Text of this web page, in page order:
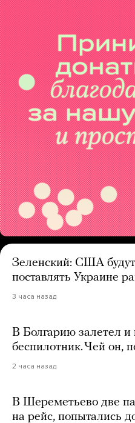
Зеленский: США
поставлять Украине
3 часа назад
В Болгарию залетел и
беспилотник. Чей он,
2 часа назад
В Шереметьево две
на рейс, попытались